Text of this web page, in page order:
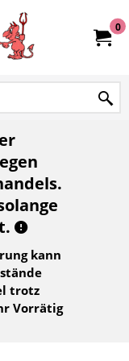
0
kann
trotz
Vorrätig